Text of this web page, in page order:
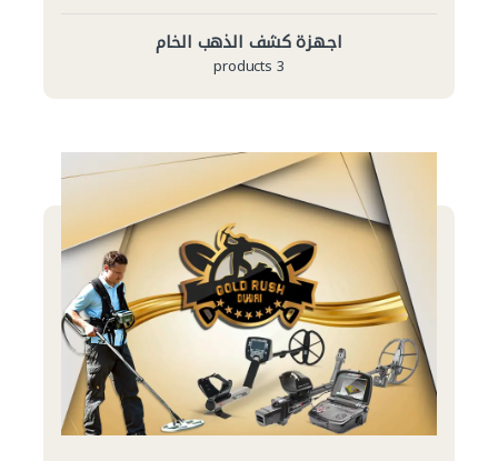
اجهزة كشف الذهب الخام
3 products